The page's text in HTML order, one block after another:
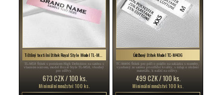
Tištěný textilní štítek Royal Style Model TL-M58
TL-M58 Štítek s potiskem High Definition na saténu s
vlastním názvem, model Royal Style TL-M58, vhodný
pro oděvy.
673 CZK / 100 ks.
Minimální množství: 100 ks.
Údržbový štítek Model TC-M406
TC-M406 Štítek pro péči o prádlo na zakázku s rozměry,
vyrobený ze saténu prvotřídní kvality, s údaji o složení
materiálu, k našití na oděvy.
499 CZK / 100 ks.
Minimální množství: 100 ks.